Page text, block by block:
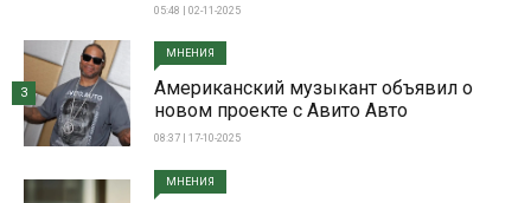
05:48 | 02-11-2025
МНЕНИЯ
Американский музыкант объявил о
новом проекте с Авито Авто
08:37 | 17-10-2025
3
МНЕНИЯ